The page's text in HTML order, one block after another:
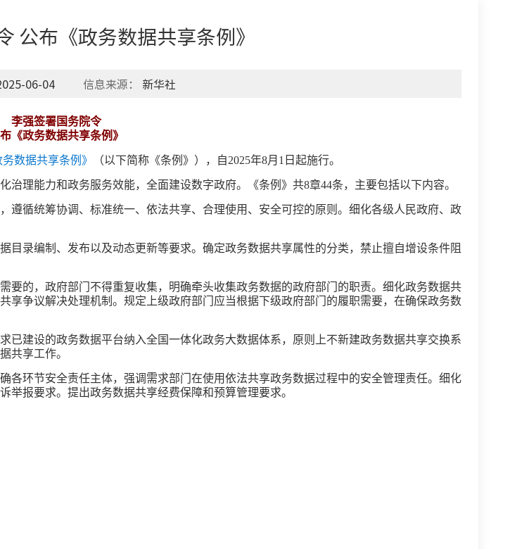
公布《政务数据共享条例》
06-04 信息来源： 新华社
李强签署国务院令
《政务数据共享条例》
务数据共享条例》 （以下简称《条例》），自2025年8月1日起施行。
治理能力和政务服务效能，全面建设数字政府。《条例》共8章44条，主要包括以下内容。
遵循统筹协调、标准统一、依法共享、合理使用、安全可控的原则。细化各级人民政府、政
目录编制、发布以及动态更新等要求。确定政务数据共享属性的分类，禁止擅自增设条件阻
要的，政府部门不得重复收集，明确牵头收集政务数据的政府部门的职责。细化政务数据共
享争议解决处理机制。规定上级政府部门应当根据下级政府部门的履职需要，在确保政务数
已建设的政务数据平台纳入全国一体化政务大数据体系，原则上不新建政务数据共享交换系
共享工作。
各环节安全责任主体，强调需求部门在使用依法共享政务数据过程中的安全管理责任。细化
报要求。提出政务数据共享经费保障和预算管理要求。